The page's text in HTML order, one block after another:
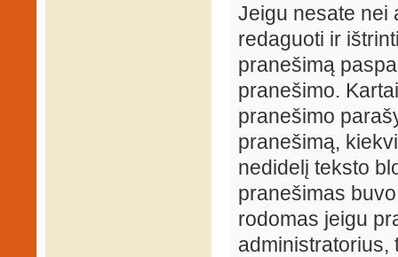
Jeigu nesate nei
redaguoti ir
pranešimą
pranešimo.
pranešimo
pranešimą,
nedidelį teksto
pranešimas
rodomas jeigu
administratorius,